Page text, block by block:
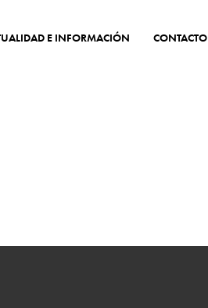
E INFORMACIÓN CONTACTO